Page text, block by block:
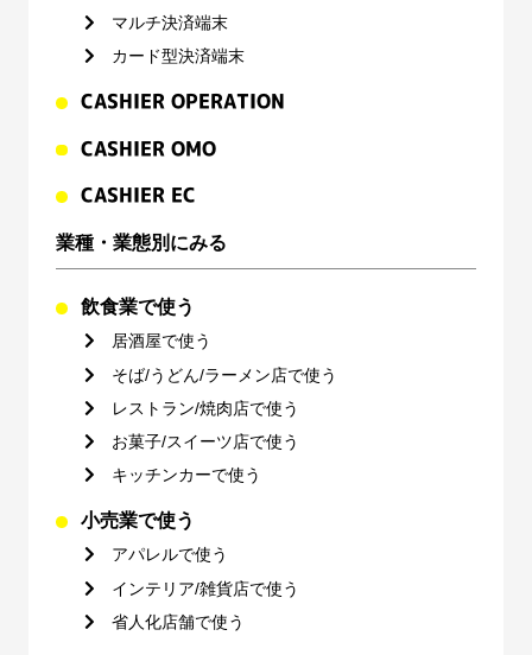
マルチ決済端末
カード型決済端末
CASHIER OPERATION
CASHIER OMO
CASHIER EC
業種・業態別にみる
飲食業で使う
居酒屋で使う
そば/うどん/ラーメン店で使う
レストラン/焼肉店で使う
お菓子/スイーツ店で使う
キッチンカーで使う
小売業で使う
アパレルで使う
インテリア/雑貨店で使う
省人化店舗で使う